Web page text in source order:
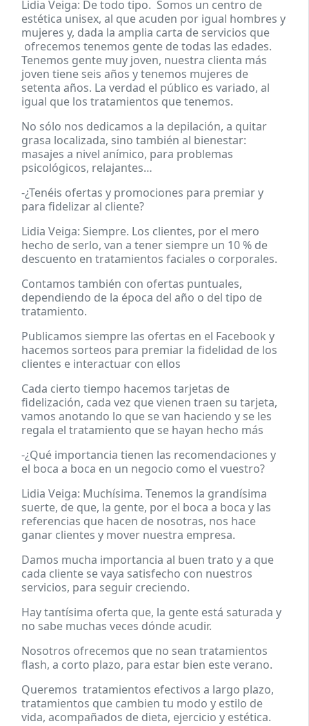
Lidia Veiga: De todo tipo. Somos un centro de
estética unisex, al que acuden por igual hombres y
mujeres y, dada la amplia carta de servicios que
ofrecemos tenemos gente de todas las edades.
Tenemos gente muy joven, nuestra clienta más
joven tiene seis años y tenemos mujeres de
setenta años. La verdad el público es variado, al
igual que los tratamientos que tenemos.
No sólo nos dedicamos a la depilación, a quitar
grasa localizada, sino también al bienestar:
masajes a nivel anímico, para problemas
psicológicos, relajantes…
-¿Tenéis ofertas y promociones para premiar y
para fidelizar al cliente?
Lidia Veiga: Siempre. Los clientes, por el mero
hecho de serlo, van a tener siempre un 10 % de
descuento en tratamientos faciales o corporales.
Contamos también con ofertas puntuales,
dependiendo de la época del año o del tipo de
tratamiento.
Publicamos siempre las ofertas en el Facebook y
hacemos sorteos para premiar la fidelidad de los
clientes e interactuar con ellos
Cada cierto tiempo hacemos tarjetas de
fidelización, cada vez que vienen traen su tarjeta,
vamos anotando lo que se van haciendo y se les
regala el tratamiento que se hayan hecho más
-¿Qué importancia tienen las recomendaciones y
el boca a boca en un negocio como el vuestro?
Lidia Veiga: Muchísima. Tenemos la grandísima
suerte, de que, la gente, por el boca a boca y las
referencias que hacen de nosotras, nos hace
ganar clientes y mover nuestra empresa.
Damos mucha importancia al buen trato y a que
cada cliente se vaya satisfecho con nuestros
servicios, para seguir creciendo.
Hay tantísima oferta que, la gente está saturada y
no sabe muchas veces dónde acudir.
Nosotros ofrecemos que no sean tratamientos
flash, a corto plazo, para estar bien este verano.
Queremos tratamientos efectivos a largo plazo,
tratamientos que cambien tu modo y estilo de
vida, acompañados de dieta, ejercicio y estética.